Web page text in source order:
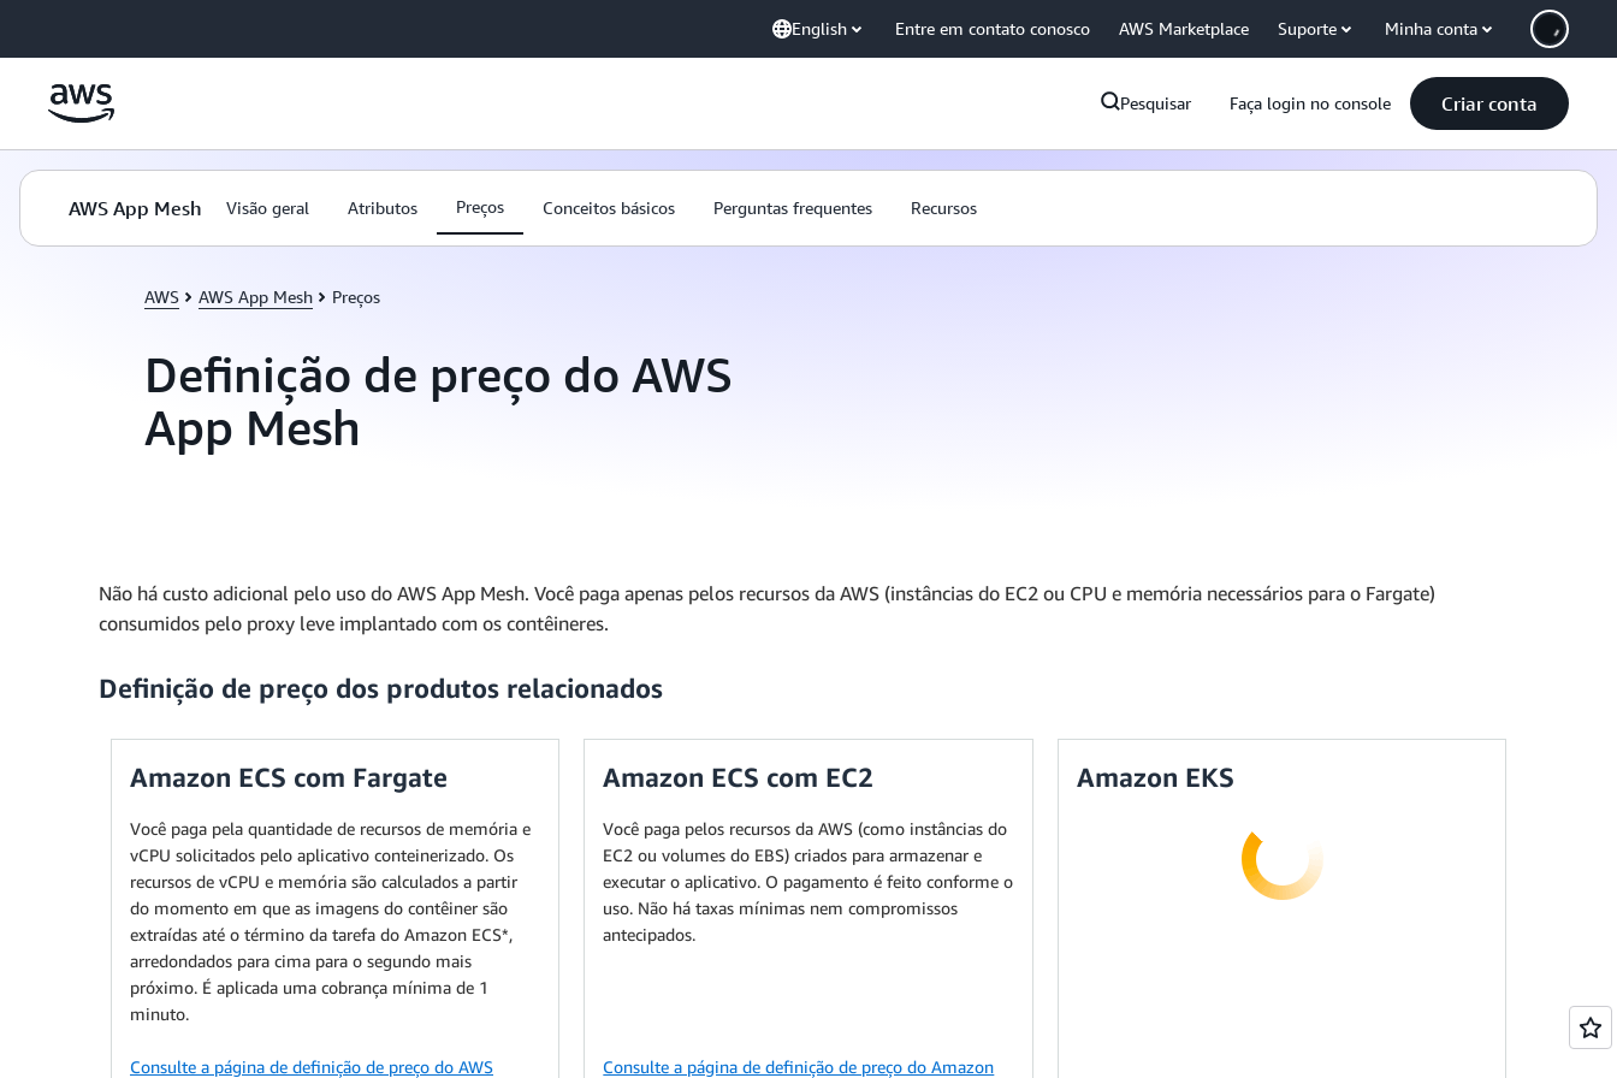
English Entre em contato conosco AWS Marketplace Suporte Minha conta
Pesquisar Faça login no console Criar conta
AWS App Mesh Visão geral Atributos Preços Conceitos básicos Perguntas frequentes Recursos
AWS AWS App Mesh Preços
Definição de preço do AWS
App Mesh
Não há custo adicional pelo uso do AWS App Mesh. Você paga apenas pelos recursos da AWS (instâncias do EC2 ou CPU e memória necessários para o Fargate)
consumidos pelo proxy leve implantado com os contêineres.
Definição de preço dos produtos relacionados
Amazon ECS com Fargate
Você paga pela quantidade de recursos de memória e
vCPU solicitados pelo aplicativo conteinerizado. Os
recursos de vCPU e memória são calculados a partir
do momento em que as imagens do contêiner são
extraídas até o término da tarefa do Amazon ECS*,
arredondados para cima para o segundo mais
próximo. É aplicada uma cobrança mínima de 1
minuto.
Consulte a página de definição de preço do AWS
Amazon ECS com EC2
Você paga pelos recursos da AWS (como instâncias do
EC2 ou volumes do EBS) criados para armazenar e
executar o aplicativo. O pagamento é feito conforme o
uso. Não há taxas mínimas nem compromissos
antecipados.
Consulte a página de definição de preço do Amazon
Amazon EKS